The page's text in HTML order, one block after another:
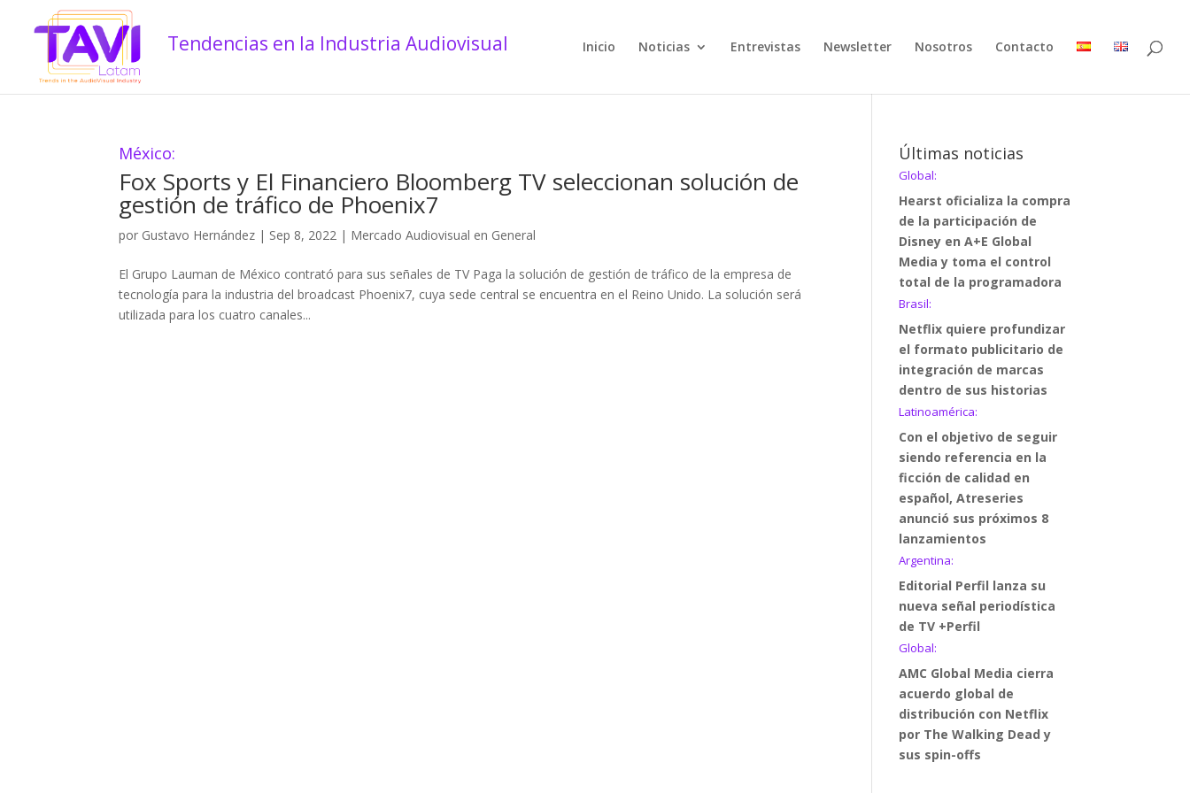
Inicio Noticias Entrevistas Newsletter Nosotros Contacto
México:
Fox Sports y El Financiero Bloomberg TV seleccionan solución de
gestión de tráfico de Phoenix7
por Gustavo Hernández | Sep 8, 2022 | Mercado Audiovisual en General
El Grupo Lauman de México contrató para sus señales de TV Paga la solución de gestión de tráfico de la empresa de
tecnología para la industria del broadcast Phoenix7, cuya sede central se encuentra en el Reino Unido. La solución será
utilizada para los cuatro canales...
Últimas noticias
Global:
Hearst oficializa la compra
de la participación de
Disney en A+E Global
Media y toma el control
total de la programadora
Brasil:
Netflix quiere profundizar
el formato publicitario de
integración de marcas
dentro de sus historias
Latinoamérica:
Con el objetivo de seguir
siendo referencia en la
ficción de calidad en
español, Atreseries
anunció sus próximos 8
lanzamientos
Argentina:
Editorial Perfil lanza su
nueva señal periodística
de TV +Perfil
Global:
AMC Global Media cierra
acuerdo global de
distribución con Netflix
por The Walking Dead y
sus spin-offs